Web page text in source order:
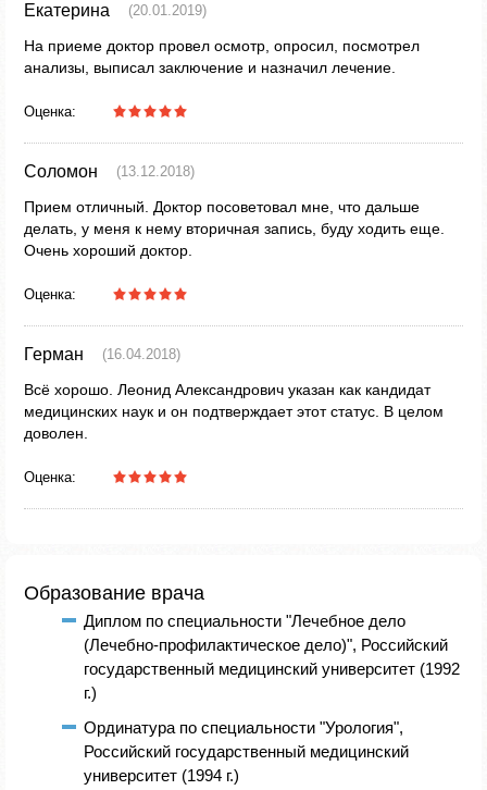
Екатерина (20.01.2019)
На приеме доктор провел осмотр, опросил, посмотрел
анализы, выписал заключение и назначил лечение.
Оценка:
Соломон (13.12.2018)
Прием отличный. Доктор посоветовал мне, что дальше
делать, у меня к нему вторичная запись, буду ходить еще.
Очень хороший доктор.
Оценка:
Герман (16.04.2018)
Всё хорошо. Леонид Александрович указан как кандидат
медицинских наук и он подтверждает этот статус. В целом
доволен.
Оценка:
Образование врача
Диплом по специальности "Лечебное дело
(Лечебно-профилактическое дело)", Российский
государственный медицинский университет (1992
г.)
Ординатура по специальности "Урология",
Российский государственный медицинский
университет (1994 г.)